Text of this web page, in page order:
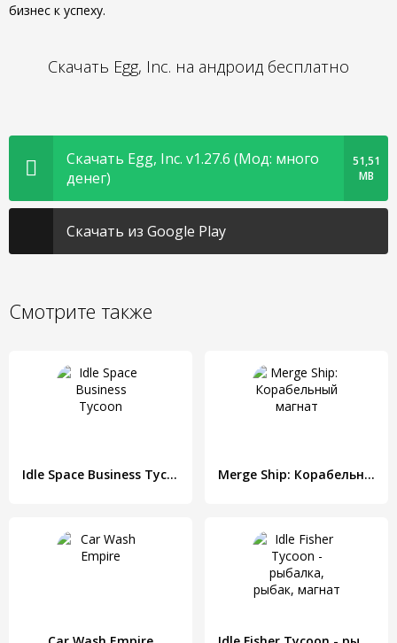
бизнес к успеху.
Скачать Egg, Inc. на андроид бесплатно
Скачать Egg, Inc. v1.27.6 (Мод: много
денег)
51,51
MB
Скачать из Google Play
Смотрите также
Idle Space Business Tycoon Merge Ship: Корабельный магнат